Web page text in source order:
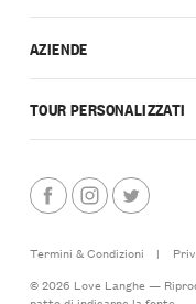
AZIENDE
TOUR PERSONALIZZATI
Termini & Condizioni |
© 2026 Love Langhe —